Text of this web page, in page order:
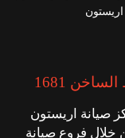
1681
صيانة اريستون
خلال فروع صيانة